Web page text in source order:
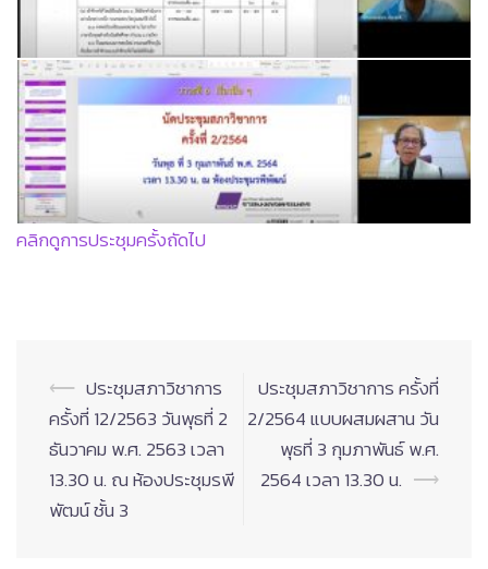
คลิกดูการประชุมครั้งถัดไป
Post
navigation
⟵ ประชุมสภาวิชาการ
ครั้งที่ 12/2563 วันพุธที่ 2
ธันวาคม พ.ศ. 2563 เวลา
13.30 น. ณ ห้องประชุมรพี
พัฒน์ ชั้น 3
ประชุมสภาวิชาการ ครั้งที่
2/2564 แบบผสมผสาน วัน
พุธที่ 3 กุมภาพันธ์ พ.ศ.
2564 เวลา 13.30 น. ⟶